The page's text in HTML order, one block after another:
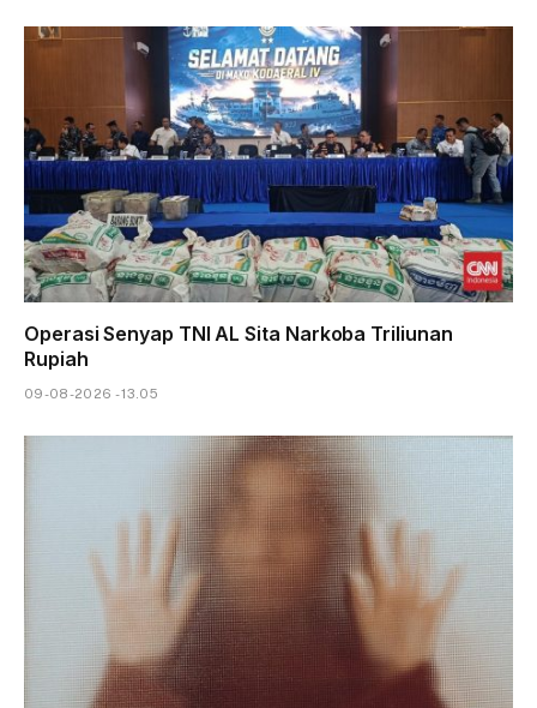
Operasi Senyap TNI AL Sita Narkoba Triliunan
Rupiah
09-08-2026 - 13.05